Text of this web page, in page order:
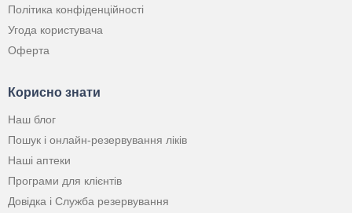
Політика конфіденційності
Угода користувача
Оферта
Корисно знати
Наш блог
Пошук і онлайн-резервування ліків
Наші аптеки
Програми для клієнтів
Довідка і Служба резервування